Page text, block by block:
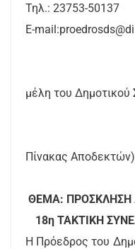
Τηλ.: 23753-
E-
μέλη του
Πίνακας Αποδεκτών)
ΘΕΜΑ: ΠΡΟΣΚΛΗΣΗ
18η ΤΑΚΤΙΚΗ
Η Πρόεδρος του